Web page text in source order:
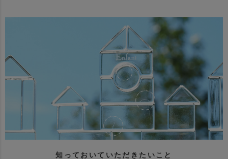
知っておいていただきたいこと